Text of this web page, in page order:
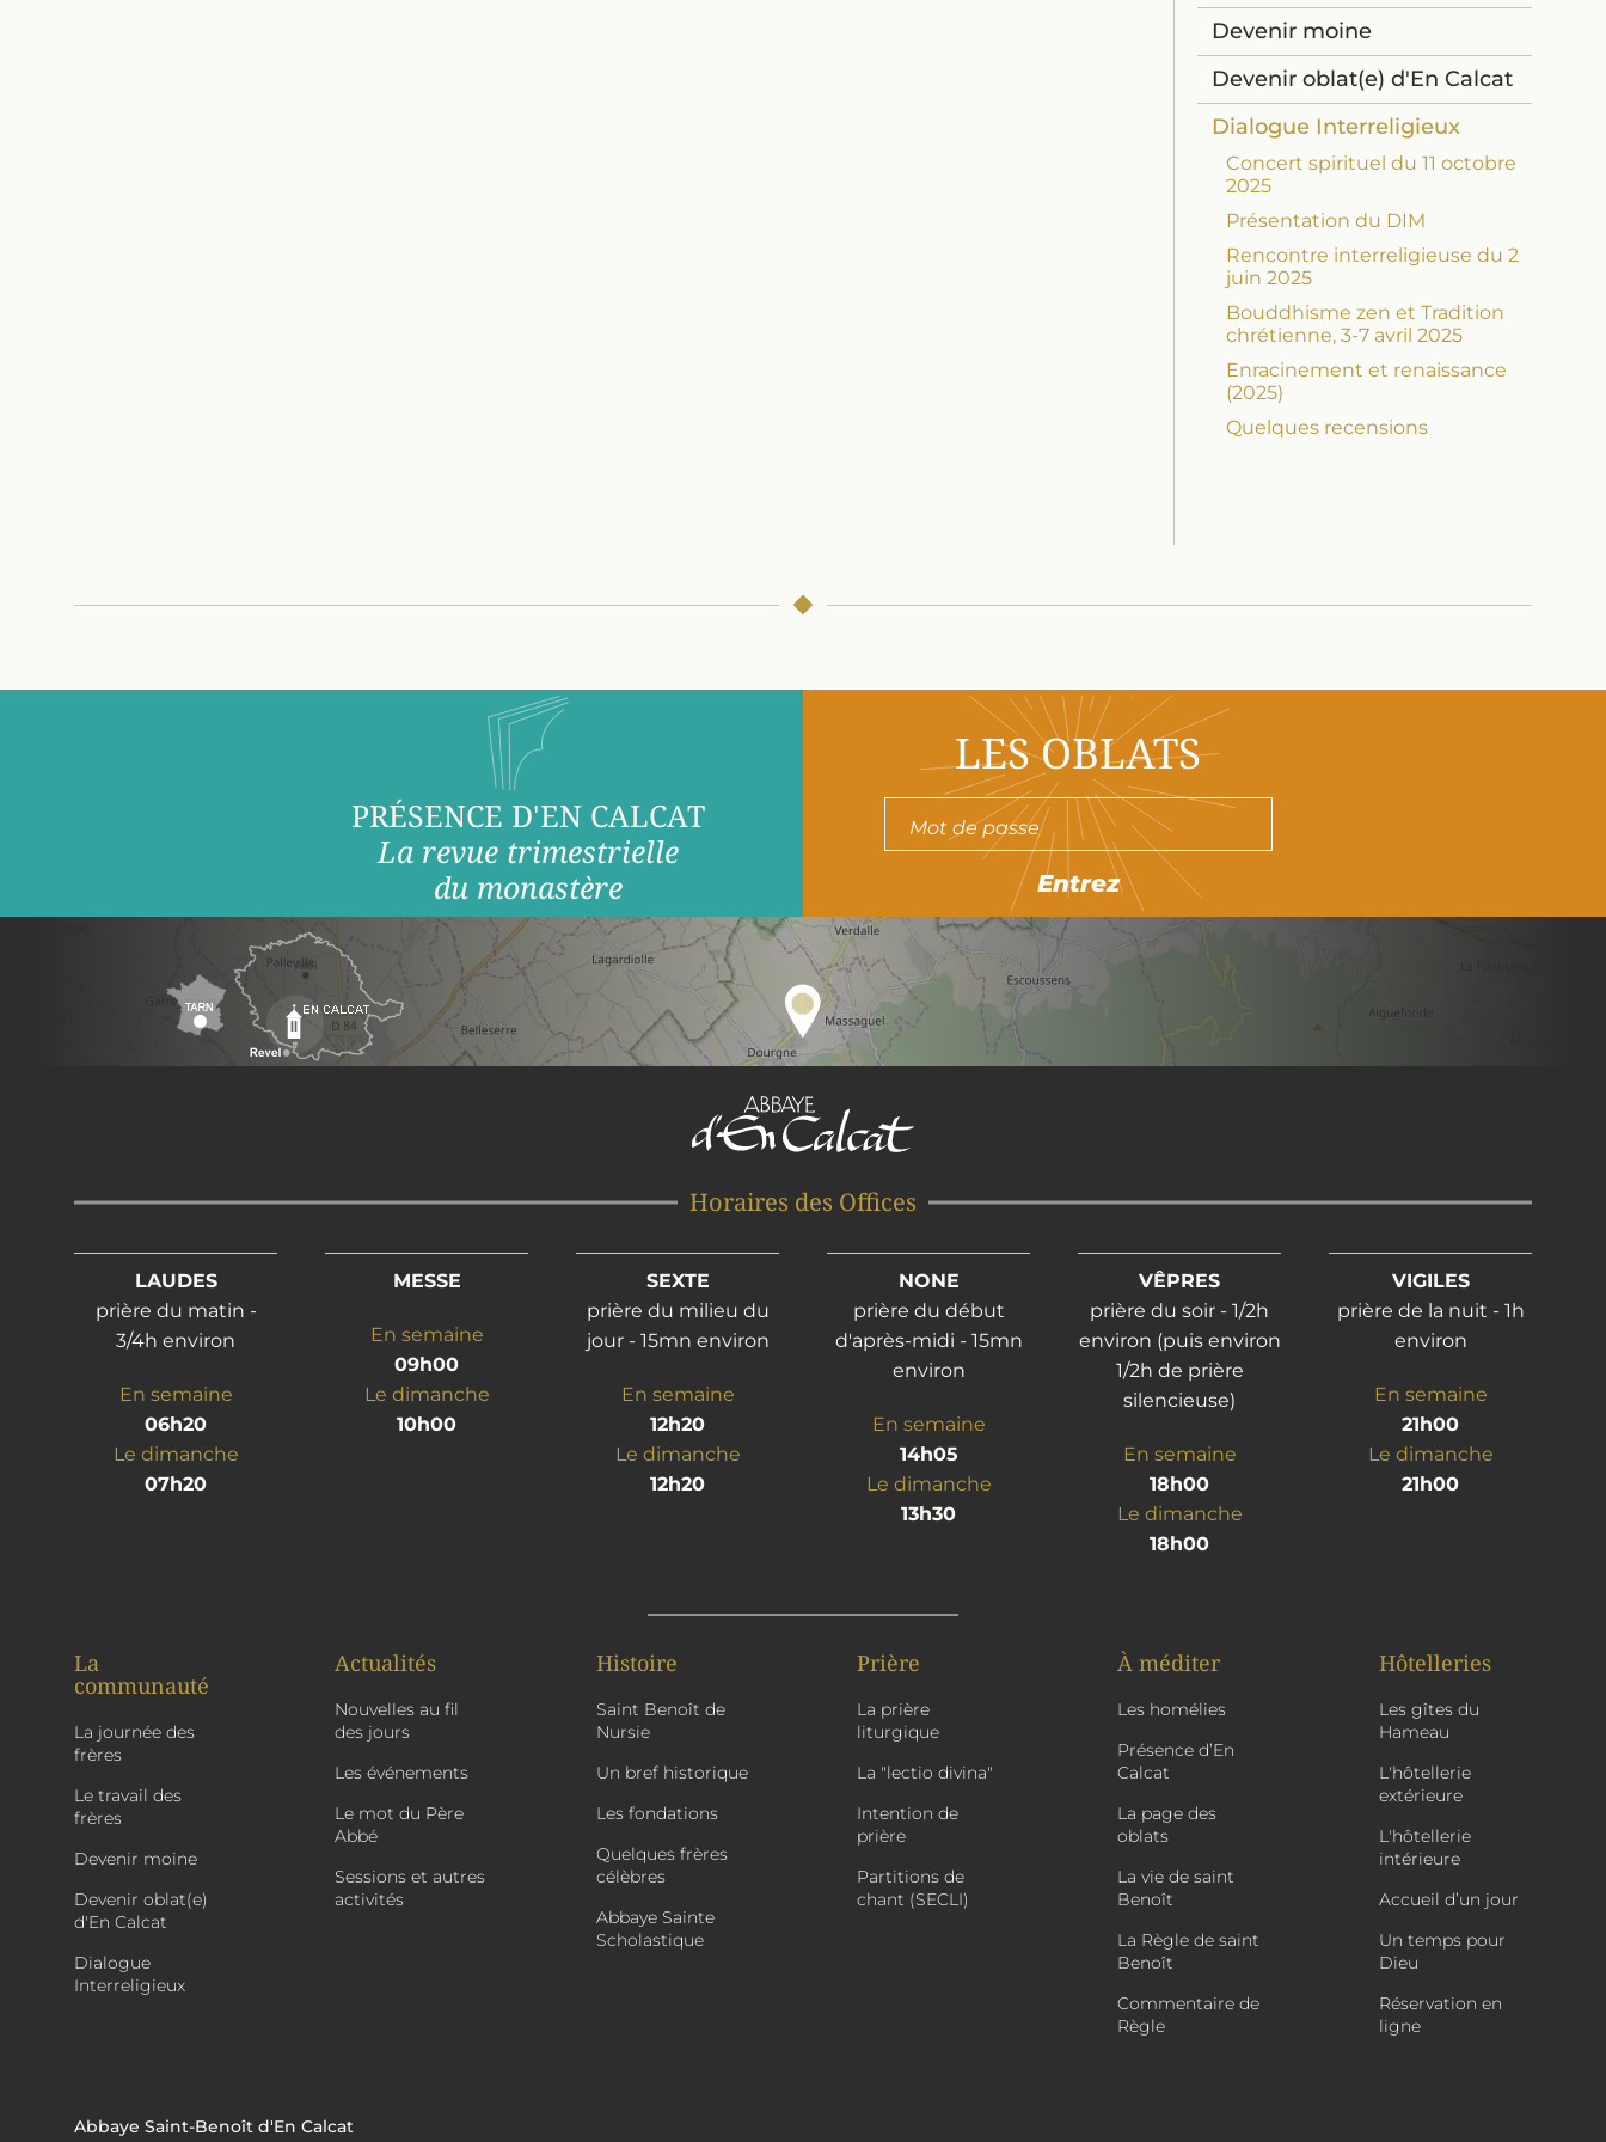
Devenir moine
Devenir oblat(e) d'En Calcat
Dialogue Interreligieux
Concert spirituel du 11 octobre
2025
Présentation du DIM
Rencontre interreligieuse du 2
juin 2025
Bouddhisme zen et Tradition
chrétienne, 3-7 avril 2025
Enracinement et renaissance
(2025)
Quelques recensions
PRÉSENCE D'EN CALCAT
La revue trimestrielle
du monastère
LES OBLATS
Entrez
Horaires des Offices
LAUDES
prière du matin -
3/4h environ
En semaine
06h20
Le dimanche
07h20
MESSE
En semaine
09h00
Le dimanche
10h00
SEXTE
prière du milieu du
jour - 15mn environ
En semaine
12h20
Le dimanche
12h20
NONE
prière du début
d'après-midi - 15mn
environ
En semaine
14h05
Le dimanche
13h30
VÊPRES
prière du soir - 1/2h
environ (puis environ
1/2h de prière
silencieuse)
En semaine
18h00
Le dimanche
18h00
VIGILES
prière de la nuit - 1h
environ
En semaine
21h00
Le dimanche
21h00
La
communauté
La journée des
frères
Le travail des
frères
Devenir moine
Devenir oblat(e)
d'En Calcat
Dialogue
Interreligieux
Actualités
Nouvelles au fil
des jours
Les événements
Le mot du Père
Abbé
Sessions et autres
activités
Histoire
Saint Benoît de
Nursie
Un bref historique
Les fondations
Quelques frères
célèbres
Abbaye Sainte
Scholastique
Prière
La prière
liturgique
La "lectio divina"
Intention de
prière
Partitions de
chant (SECLI)
À méditer
Les homélies
Présence d’En
Calcat
La page des
oblats
La vie de saint
Benoît
La Règle de saint
Benoît
Commentaire de
Règle
Hôtelleries
Les gîtes du
Hameau
L'hôtellerie
extérieure
L'hôtellerie
intérieure
Accueil d’un jour
Un temps pour
Dieu
Réservation en
ligne
Abbaye Saint-Benoît d'En Calcat